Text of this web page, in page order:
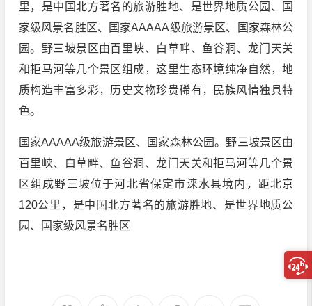
里，是中国北方著名的旅游胜地、是世界地质公园、国
家级风景名胜区、国家AAAAA级旅游景区、国家森林公
园。野三坡景区由百里峡、白草畔、鱼谷洞、龙门天关
和拒马河等几个景区组成，这里生态环境纯净自然，地
质构造丰富多彩，历史文物珍贵稀有，民族风情独具特
色。
国家AAAAA级旅游景区、国家森林公园。野三坡景区由
百里峡、白草畔、鱼谷洞、龙门天关和拒马河等几个景
区组成野三坡位于河北省保定市涞水县境内，距北京
120公里，是中国北方著名的旅游胜地、是世界地质公
园、国家级风景名胜区